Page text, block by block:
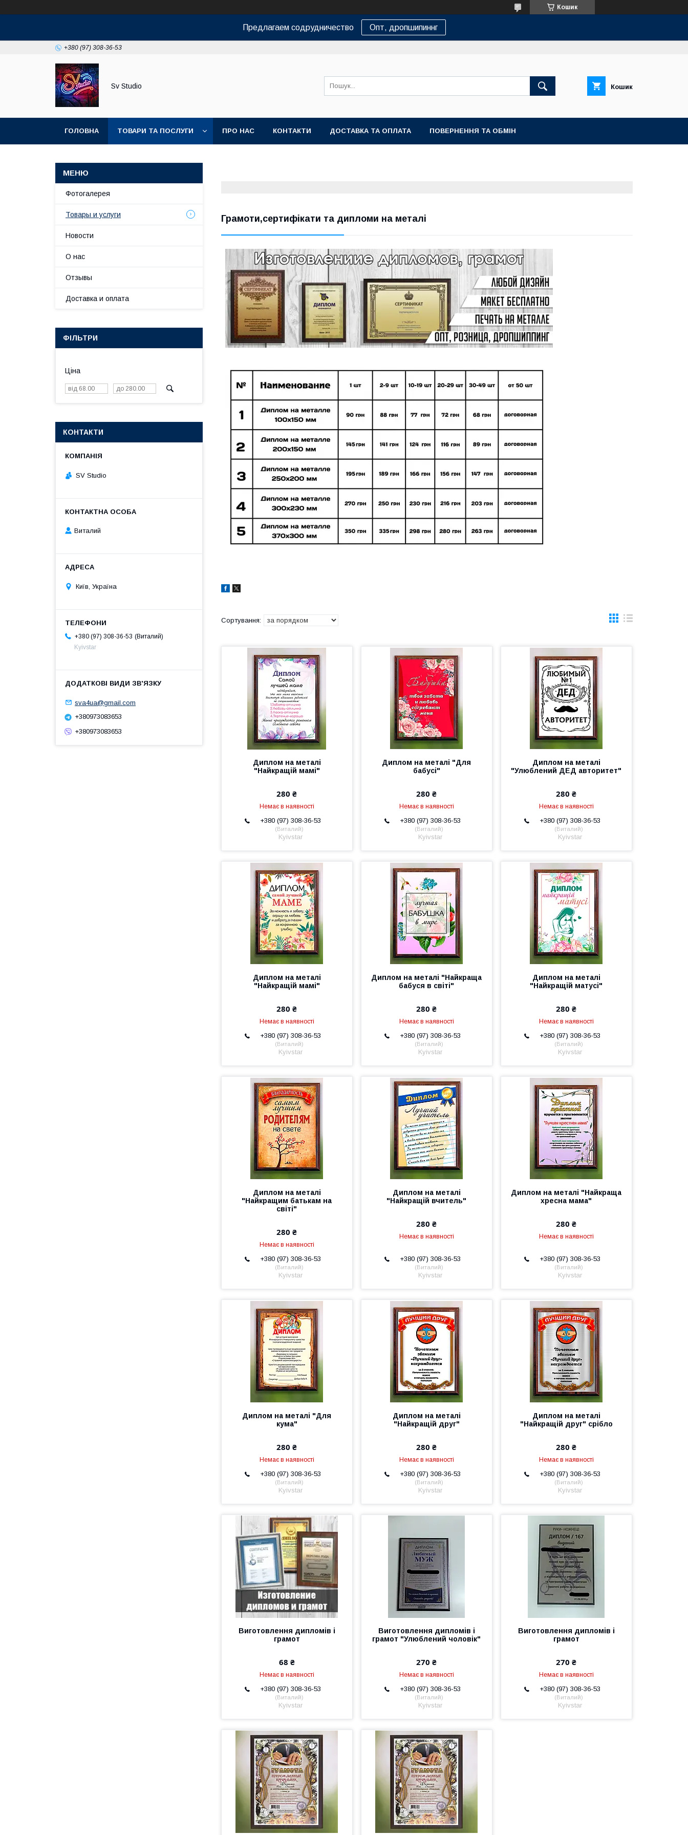
Кошик
Предлагаем содрудничество Опт, дропшипиннг
+380 (97) 308-36-53
Sv Studio Кошик
ГОЛОВНА ТОВАРИ ТА ПОСЛУГИ ПРО НАС КОНТАКТИ ДОСТАВКА ТА ОПЛАТА ПОВЕРНЕННЯ ТА ОБМІН
Грамоти,сертифікати та дипломи на металі
Диплом на металі
"Найкращій мамі"
280 ₴
Немає в наявності
+380 (97) 308-36-53
Виталий
Kyivstar
Диплом на металі "Для
бабусі"
280 ₴
Немає в наявності
+380 (97) 308-36-53
Виталий
Kyivstar
Диплом на металі
"Улюблений ДЕД авторитет"
280 ₴
Немає в наявності
+380 (97) 308-36-53
Виталий
Kyivstar
Диплом на металі
"Найкращій мамі"
280 ₴
Немає в наявності
+380 (97) 308-36-53
Виталий
Kyivstar
Диплом на металі "Найкраща
бабуся в світі"
280 ₴
Немає в наявності
+380 (97) 308-36-53
Виталий
Kyivstar
Диплом на металі
"Найкращій матусі"
280 ₴
Немає в наявності
+380 (97) 308-36-53
Виталий
Kyivstar
Диплом на металі
"Найкращим батькам на
світі"
280 ₴
Немає в наявності
+380 (97) 308-36-53
Виталий
Kyivstar
Диплом на металі
"Найкращій вчитель"
280 ₴
Немає в наявності
+380 (97) 308-36-53
Виталий
Kyivstar
Диплом на металі "Найкраща
хресна мама"
280 ₴
Немає в наявності
+380 (97) 308-36-53
Виталий
Kyivstar
Диплом на металі "Для
кума"
280 ₴
Немає в наявності
+380 (97) 308-36-53
Виталий
Kyivstar
Диплом на металі
"Найкращій друг"
280 ₴
Немає в наявності
+380 (97) 308-36-53
Виталий
Kyivstar
Диплом на металі
"Найкращій друг" срібло
280 ₴
Немає в наявності
+380 (97) 308-36-53
Виталий
Kyivstar
Виготовлення дипломів і
грамот
68 ₴
Немає в наявності
+380 (97) 308-36-53
Виталий
Kyivstar
Виготовлення дипломів і
грамот "Улюблений чоловік"
270 ₴
Немає в наявності
+380 (97) 308-36-53
Виталий
Kyivstar
Виготовлення дипломів і
грамот
270 ₴
Немає в наявності
+380 (97) 308-36-53
Виталий
Kyivstar
Фотогалерея
Товары и услуги
Новости
О нас
Отзывы
Доставка и оплата
ФІЛЬТРИ
Ціна
КОНТАКТИ
SV Studio
Виталий
Київ, Україна
+380 (97) 308-36-53
Виталий
Kyivstar
sva4ua@gmail.com
+380973083653
+380973083653